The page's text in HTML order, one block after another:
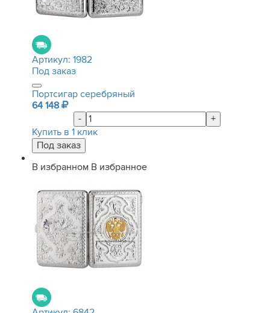
Артикул: 1982
Под заказ
Портсигар серебряный
64 148
-
+
Купить в 1 клик
В избранном В избранное